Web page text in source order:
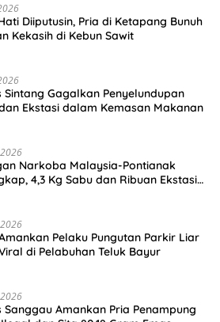
Diiputusin, Pria di Ketapang Bunuh
Kekasih di Kebun Sawit
Sintang Gagalkan Penyelundupan
Ekstasi dalam Kemasan Makanan
Narkoba Malaysia-Pontianak
4,3 Kg Sabu dan Ribuan Ekstasi
Pelaku Pungutan Parkir Liar
di Pelabuhan Teluk Bayur
Sanggau Amankan Pria Penampung